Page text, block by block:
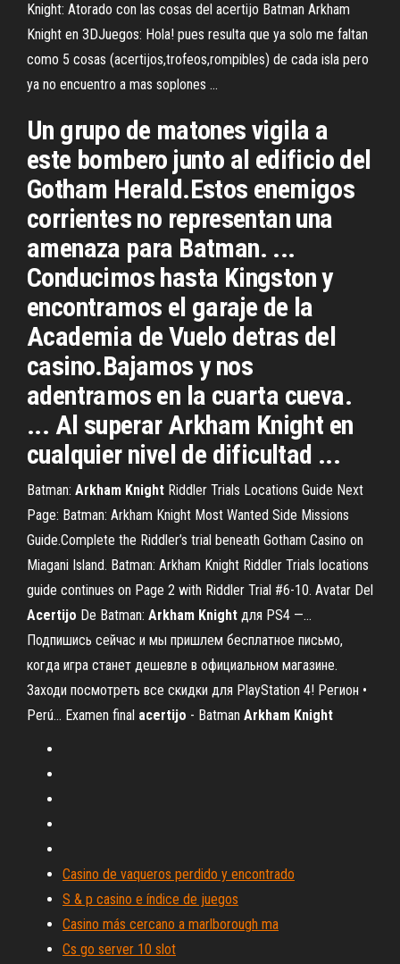
Knight: Atorado con las cosas del acertijo Batman Arkham
Knight en 3DJuegos: Hola! pues resulta que ya solo me faltan
como 5 cosas (acertijos,trofeos,rompibles) de cada isla pero
ya no encuentro a mas soplones ...
Un grupo de matones vigila a
este bombero junto al edificio del
Gotham Herald.Estos enemigos
corrientes no representan una
amenaza para Batman. ...
Conducimos hasta Kingston y
encontramos el garaje de la
Academia de Vuelo detras del
casino.Bajamos y nos
adentramos en la cuarta cueva.
... Al superar Arkham Knight en
cualquier nivel de dificultad ...
Batman: Arkham Knight Riddler Trials Locations Guide Next
Page: Batman: Arkham Knight Most Wanted Side Missions
Guide.Complete the Riddler’s trial beneath Gotham Casino on
Miagani Island. Batman: Arkham Knight Riddler Trials locations
guide continues on Page 2 with Riddler Trial #6-10. Avatar Del
Acertijo De Batman: Arkham Knight для PS4 —…
Подпишись сейчас и мы пришлем бесплатное письмо,
когда игра станет дешевле в официальном магазине.
Заходи посмотреть все скидки для PlayStation 4! Регион •
Perú... Examen final acertijo - Batman Arkham Knight
Casino de vaqueros perdido y encontrado
S & p casino e índice de juegos
Casino más cercano a marlborough ma
Cs go server 10 slot